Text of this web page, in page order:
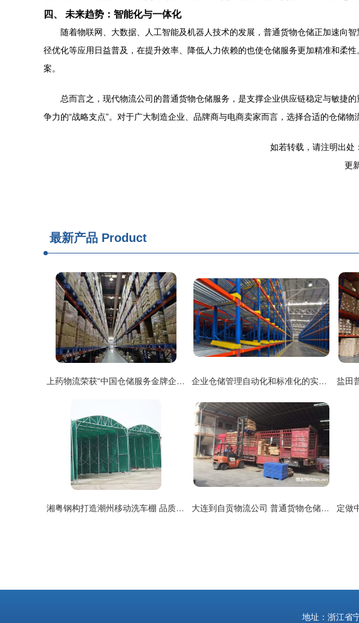
四、 未来趋势：智能化与一体化
随着物联网、大数据、人工智能及机器人技术的发展，普通货物仓储正加速向
径优化等应用日益普及，在提升效率、降低人力依赖的也使仓储服务更加精准和柔
案。
总而言之，现代物流公司的普通货物仓储服务，是支撑企业供应链稳定与敏捷
争力的“战略支点”。对于广大制造企业、品牌商与电商卖家而言，选择合适的仓储物
如若转载，请注明出
更
最新产品 Product
地址：浙江省